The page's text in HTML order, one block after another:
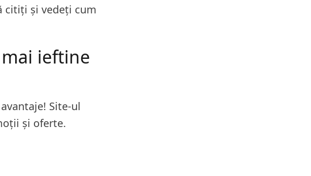
citiți și vedeți cum
ieftine
Site-ul
și oferte.